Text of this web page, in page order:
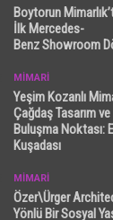
Boytorun
İlk Mercedes-
Benz Showroom
MİMARİ
Yeşim Kozanlı
Çağdaş Tasarım
Buluşma Noktası:
Kuşadası
MİMARİ
Özer\Ürger
Yönlü Bir Sosyal